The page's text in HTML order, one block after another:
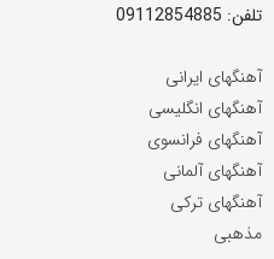
تلفن: 09112854885
آهنگهای ایرانی
آهنگهای انگلیسی
آهنگهای فرانسوی
آهنگهای آلمانی
آهنگهای ترکی
مذهبی